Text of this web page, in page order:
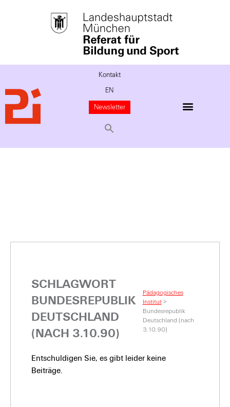
Kontakt
EN
Newsletter
SCHLAGWORT
BUNDESREPUBLIK
DEUTSCHLAND
(NACH 3.10.90)
Pädagogisches
Institut>
Bundesrepublik
Deutschland (nach
3.10.90)
Entschuldigen Sie, es gibt leider keine
Beiträge.